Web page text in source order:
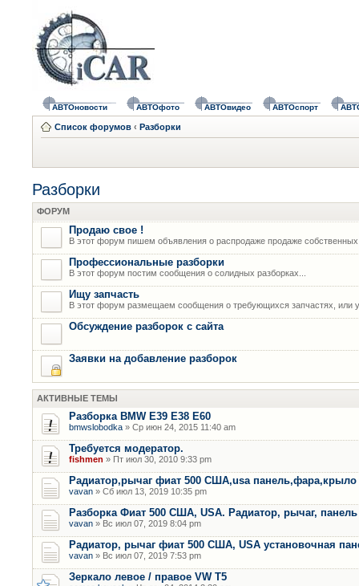
АВТОновости АВТОфото АВТОвидео АВТОспорт
Список форумов ‹ Разборки
Разборки
ФОРУМ
Продаю свое !
В этот форум пишем объявления о распродаже продаже
Профессиональные разборки
В этот форум постим сообщения о солидных разборках...
Ищу запчасть
В этот форум размещаем сообщения о требующихся запчастях, или
Обсуждение разборок с сайта
Заявки на добавление разборок
АКТИВНЫЕ ТЕМЫ
Разборка BMW E39 E38 E60
bmwslobodka » Ср июн 24, 2015 11:40 am
Требуется модератор.
fishmen » Пт июл 30, 2010 9:33 pm
Радиатор,рычаг фиат 500 США,usa панель,фара,крыло
vavan » Сб июл 13, 2019 10:35 pm
Разборка Фиат 500 США, USA. Радиатор, рычаг,
vavan » Вс июл 07, 2019 8:04 pm
Радиатор, рычаг фиат 500 США, USA установочная
vavan » Вс июл 07, 2019 7:53 pm
Зеркало левое / правое VW T5